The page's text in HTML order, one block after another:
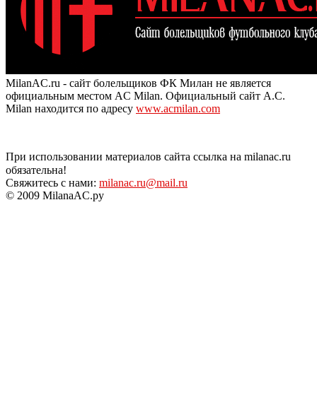
MilanAC.ru - сайт болельщиков ФК Милан не является
официальным местом AC Milan. Официальный сайт A.C.
Milan находится по адресу www.acmilan.com
При использовании материалов сайта ссылка на milanac.ru
обязательна!
Свяжитесь с нами: milanac.ru@mail.ru
© 2009 MilanaAC.ру